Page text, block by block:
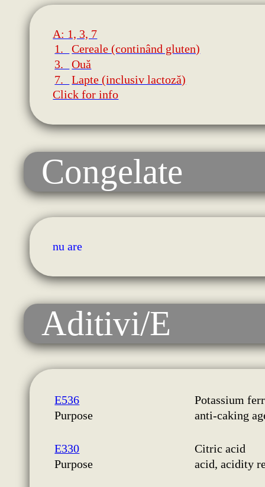
A: 1, 3, 7
1.
Cereale (continând gluten)
3.
Ouă
7.
Lapte (inclusiv lactoză)
Click for info
Congelate
nu are
Aditivi/E
E536
Potassium
Purpose
anti-caking
E330
Citric acid
Purpose
acid, acidity